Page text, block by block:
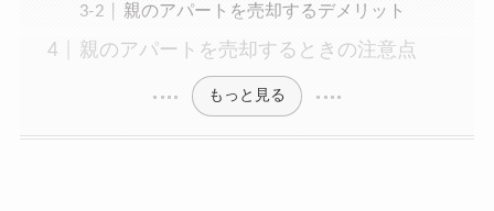
親のアパートを売却するデメリット
親のアパートを売却するときの注意点
もっと見る